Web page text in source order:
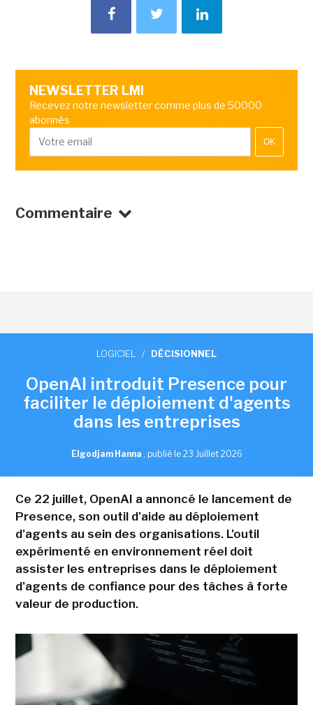
NEWSLETTER LMI
Recevez notre newsletter comme plus de 50000
abonnés
OK
Commentaire
LOGICIEL / DÉCISIONNEL
OpenAI introduit Presence pour
faciliter le déploiement d'agents
dans les entreprises
Elgodjam Hanna , publié le 23 Juillet 2026
Ce 22 juillet, OpenAI a annoncé le lancement de
Presence, son outil d'aide au déploiement
d'agents au sein des organisations. L'outil
expérimenté en environnement réel doit
assister les entreprises dans le déploiement
d'agents de confiance pour des tâches à forte
valeur de production.